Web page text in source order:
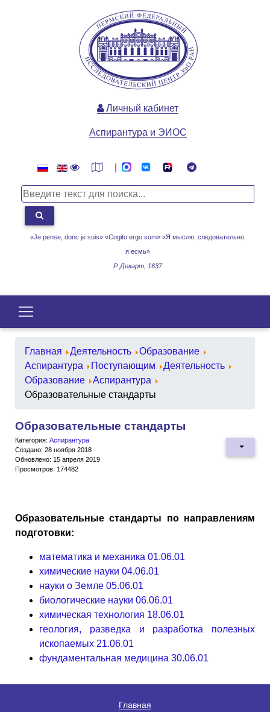
«Je pense, donc je suis» «Cogito ergo sum» «Я мыслю, следовательно,
я есмь»
Р. Декарт, 1637
Личный кабинет
Аспирантура и ЭИОС
Главная Деятельность
Образование
Аспирантура
Поступающим
Деятельность
Образование
Аспирантура
Образовательные стандарты
Образовательные стандарты
Категория: Аспирантура
Создано: 28 ноября 2018
Обновлено: 15 апреля 2019
Просмотров: 174482
Образовательные стандарты по направлениям
подготовки:
математика и механика 01.06.01
химические науки 04.06.01
науки о Земле 05.06.01
биологические науки 06.06.01
химическая технология 18.06.01
геология, разведка и разработка полезных
ископаемых 21.06.01
фундаментальная медицина 30.06.01
Главная